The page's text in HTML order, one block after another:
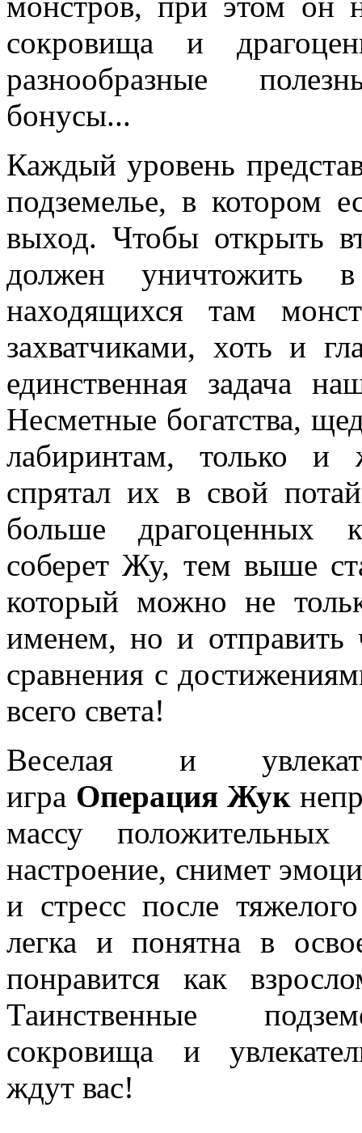
сокровища и
разнообразные
бонусы...
Каждый уровень
подземелье, в котором
выход. Чтобы открыть
должен уничтожить
находящихся там
захватчиками, хоть и
единственная задача
Несметные богатства,
лабиринтам, только и
спрятал их в свой
больше драгоценных
соберет Жу, тем выше
который можно не
именем, но и отправить
сравнения с
всего света!
Веселая и
игра Операция Жук
массу
настроение, снимет
и стресс после
легка и понятна в
понравится как
Таинственные
сокровища и
ждут вас!